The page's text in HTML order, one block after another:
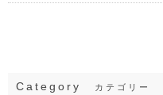
Category カテゴリー